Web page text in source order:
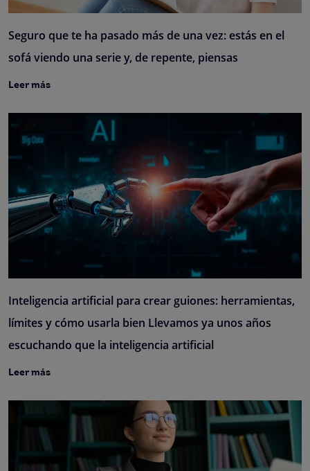
Seguro que te ha pasado más de una vez: estás en el
sofá viendo una serie y, de repente, piensas
Leer más
Inteligencia artificial para crear guiones: herramientas,
límites y cómo usarla bien Llevamos ya unos años
escuchando que la inteligencia artificial
Leer más